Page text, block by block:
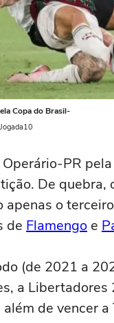
Copa do Brasil-
PR
De
apenas o
de Flamengo e
(de 2021 a
a
de vencer